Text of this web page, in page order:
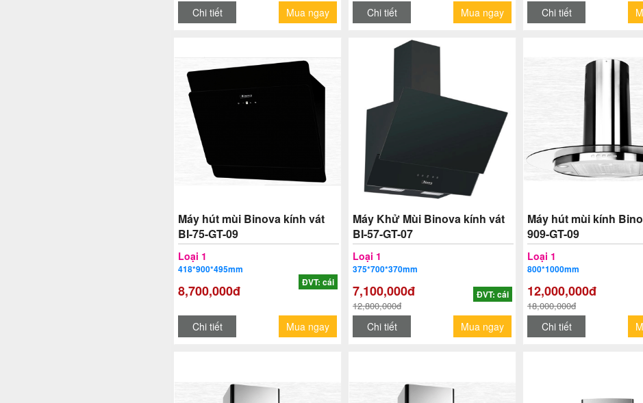
Chi tiết Mua ngay Chi tiết Mua ngay Chi tiết
Máy hút mùi Binova kính vát
BI-75-GT-09
Loại 1
418*900*495mm
8,700,000đ ĐVT: cái
Chi tiết Mua ngay
Máy Khử Mùi Binova kính vát
BI-57-GT-07
Loại 1
375*700*370mm
7,100,000đ
12,800,000đ
ĐVT: cái
Chi tiết Mua ngay
Máy hút mùi kính
909-GT-09
Loại 1
800*1000mm
12,000,000đ
18,000,000đ
Chi tiết